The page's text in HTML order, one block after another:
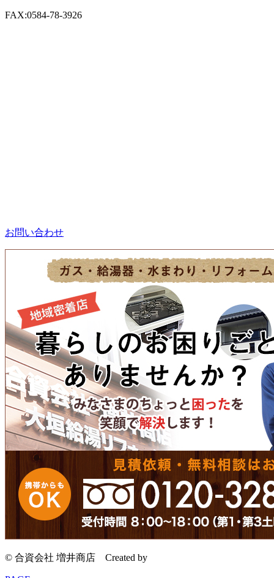
FAX:0584-78-3926
お問い合わせ
© 合資会社 増井商店 Created by